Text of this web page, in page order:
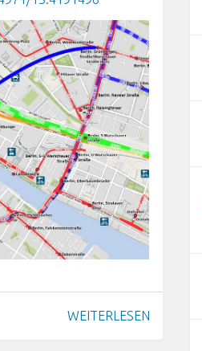
WEITERLESEN